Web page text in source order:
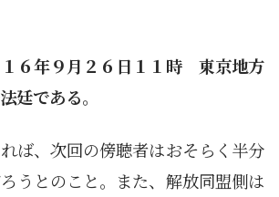
６年９月２６日１１時 東京地方
廷である。
ば、次回の傍聴者はおそらく半分
うとのこと。また、解放同盟側は